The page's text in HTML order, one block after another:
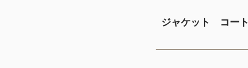
ジャケット コート